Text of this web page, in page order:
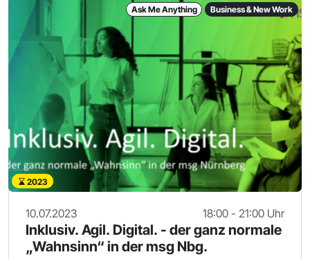
Ask Me Anything Business & New Work
2023
10.07.2023 18:00 - 21:00 Uhr
Inklusiv. Agil. Digital. - der ganz normale
„Wahnsinn“ in der msg Nbg.